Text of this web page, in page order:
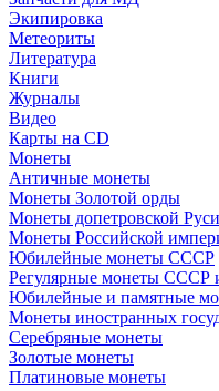
Экипировка
Метеориты
Литература
Книги
Журналы
Видео
Карты на CD
Монеты
Античные монеты
Монеты Золотой орды
Монеты допетровской Руси
Монеты Российской
Юбилейные монеты СССР
Регулярные монеты СССР
Юбилейные и памятные
Монеты иностранных
Серебряные монеты
Золотые монеты
Платиновые монеты